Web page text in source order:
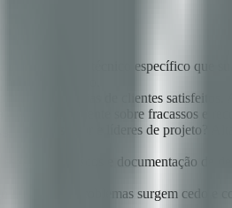
no domínio técnico específico que
significativo.
referências de clientes satisfeitos.
honestamente sobre fracassos e
sênior e líderes de projeto?
de riscos e documentação de
Os problemas surgem cedo e